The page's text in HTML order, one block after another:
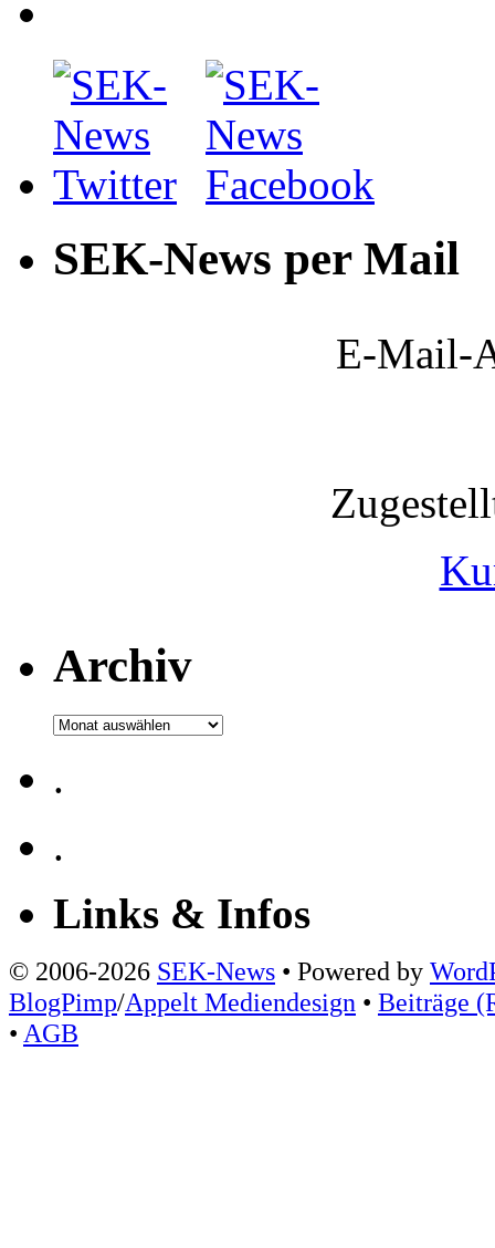
SEK-News per Mail
E-Mail-
Archiv
Archiv
.
.
Links & Infos
© 2006-2026 SEK-News • Powered by
BlogPimp/Appelt Mediendesign • Beiträge
• AGB